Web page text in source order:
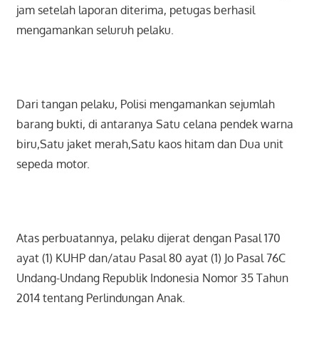
jam setelah laporan diterima, petugas berhasil
mengamankan seluruh pelaku.
Dari tangan pelaku, Polisi mengamankan sejumlah
barang bukti, di antaranya Satu celana pendek warna
biru,Satu jaket merah,Satu kaos hitam dan Dua unit
sepeda motor.
Atas perbuatannya, pelaku dijerat dengan Pasal 170
ayat (1) KUHP dan/atau Pasal 80 ayat (1) Jo Pasal 76C
Undang-Undang Republik Indonesia Nomor 35 Tahun
2014 tentang Perlindungan Anak.